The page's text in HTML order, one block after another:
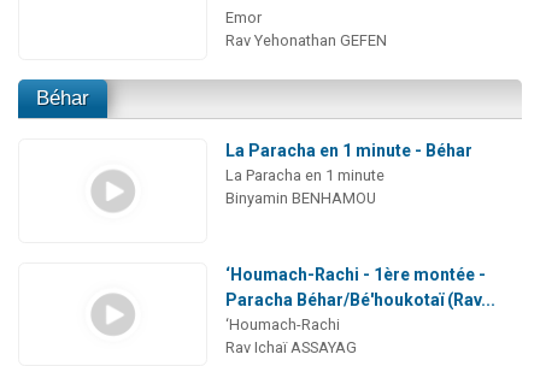
Emor
Rav Yehonathan GEFEN
Béhar
La Paracha en 1 minute - Béhar
La Paracha en 1 minute
Binyamin BENHAMOU
‘Houmach-Rachi - 1ère montée -
Paracha Béhar/Bé'houkotaï (Rav...
‘Houmach-Rachi
Rav Ichaï ASSAYAG